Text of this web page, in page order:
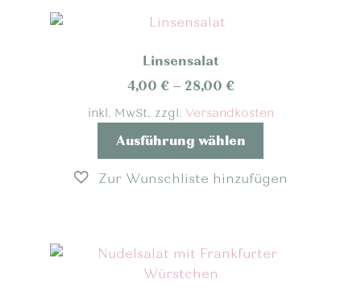
Produktseite
werden
Linsensalat
4,00 € – 28,00 €
inkl. MwSt. zzgl. Versandkosten
Ausführung wählen
Die